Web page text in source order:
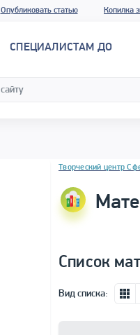
Опубликовать статью Копилка
СПЕЦИАЛИСТАМ ДО
Блок новостей
Творческий центр
Список
Вид списка: